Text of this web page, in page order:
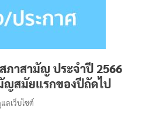
าสามัญ ประจำปี 2566
ญสมัยแรกของปีถัดไป
ลเว็บไซต์